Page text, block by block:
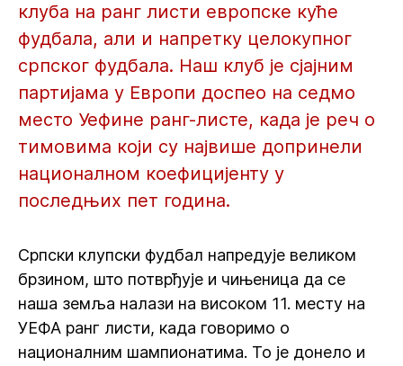
клуба на ранг листи европске куће
фудбала, али и напретку целокупног
српског фудбала. Наш клуб је сјајним
партијама у Европи доспео на седмо
место Уефине ранг-листе, када је реч о
тимовима који су највише допринели
националном коефицијенту у
последњих пет година.
Српски клупски фудбал напредује великом
брзином, што потврђује и чињеница да се
наша земља налази на високом 11. месту на
УЕФА ранг листи, када говоримо о
националним шампионатима. То је донело и